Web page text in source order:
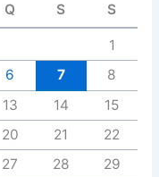
Q S S
1
6 7
8
13 14
15
20 21
22
27 28
29